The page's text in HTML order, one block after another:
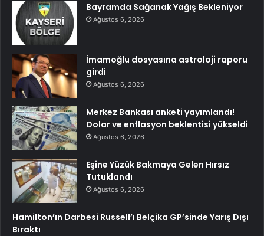
Bayramda Sağanak Yağış Bekleniyor
Ağustos 6, 2026
İmamoğlu dosyasına astroloji raporu
girdi
Ağustos 6, 2026
Merkez Bankası anketi yayımlandı!
Dolar ve enflasyon beklentisi yükseldi
Ağustos 6, 2026
Eşine Yüzük Bakmaya Gelen Hırsız
Tutuklandı
Ağustos 6, 2026
Hamilton’ın Darbesi Russell’ı Belçika GP’sinde Yarış Dışı
Bıraktı